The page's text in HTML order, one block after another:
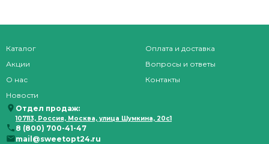
Каталог
Акции
О нас
Новости
Оплата и доставка
Вопросы и ответы
Контакты
Отдел продаж:
107113, Россия, Москва, улица Шумкина, 20с1
8 (800) 700-41-47
mail@sweetopt24.ru